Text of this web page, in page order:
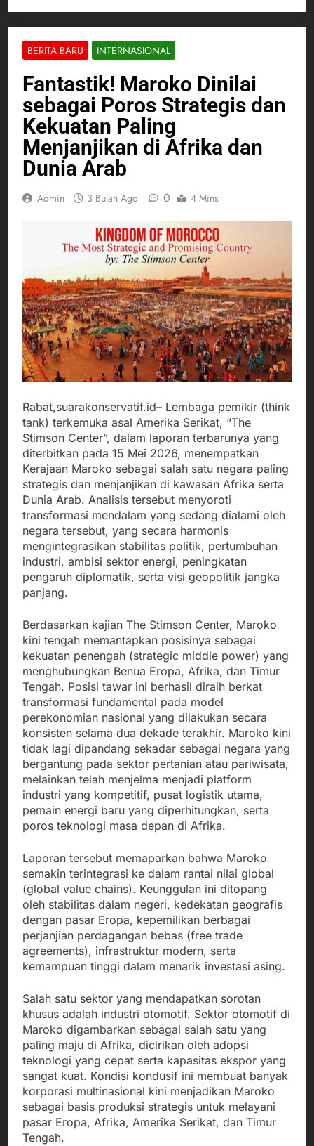
BERITA BARU INTERNASIONAL
Fantastik! Maroko Dinilai
sebagai Poros Strategis dan
Kekuatan Paling
Menjanjikan di Afrika dan
Dunia Arab
Admin 3 Bulan Ago 0 4 Mins
Rabat,suarakonservatif.id– Lembaga pemikir (think
tank) terkemuka asal Amerika Serikat, “The
Stimson Center”, dalam laporan terbarunya yang
diterbitkan pada 15 Mei 2026, menempatkan
Kerajaan Maroko sebagai salah satu negara paling
strategis dan menjanjikan di kawasan Afrika serta
Dunia Arab. Analisis tersebut menyoroti
transformasi mendalam yang sedang dialami oleh
negara tersebut, yang secara harmonis
mengintegrasikan stabilitas politik, pertumbuhan
industri, ambisi sektor energi, peningkatan
pengaruh diplomatik, serta visi geopolitik jangka
panjang.
Berdasarkan kajian The Stimson Center, Maroko
kini tengah memantapkan posisinya sebagai
kekuatan penengah (strategic middle power) yang
menghubungkan Benua Eropa, Afrika, dan Timur
Tengah. Posisi tawar ini berhasil diraih berkat
transformasi fundamental pada model
perekonomian nasional yang dilakukan secara
konsisten selama dua dekade terakhir. Maroko kini
tidak lagi dipandang sekadar sebagai negara yang
bergantung pada sektor pertanian atau pariwisata,
melainkan telah menjelma menjadi platform
industri yang kompetitif, pusat logistik utama,
pemain energi baru yang diperhitungkan, serta
poros teknologi masa depan di Afrika.
Laporan tersebut memaparkan bahwa Maroko
semakin terintegrasi ke dalam rantai nilai global
(global value chains). Keunggulan ini ditopang
oleh stabilitas dalam negeri, kedekatan geografis
dengan pasar Eropa, kepemilikan berbagai
perjanjian perdagangan bebas (free trade
agreements), infrastruktur modern, serta
kemampuan tinggi dalam menarik investasi asing.
Salah satu sektor yang mendapatkan sorotan
khusus adalah industri otomotif. Sektor otomotif di
Maroko digambarkan sebagai salah satu yang
paling maju di Afrika, dicirikan oleh adopsi
teknologi yang cepat serta kapasitas ekspor yang
sangat kuat. Kondisi kondusif ini membuat banyak
korporasi multinasional kini menjadikan Maroko
sebagai basis produksi strategis untuk melayani
pasar Eropa, Afrika, Amerika Serikat, dan Timur
Tengah.